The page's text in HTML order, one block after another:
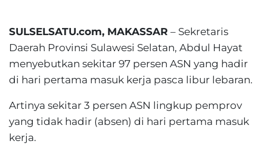
SULSELSATU.com, MAKASSAR – Sekretaris
Daerah Provinsi Sulawesi Selatan, Abdul Hayat
menyebutkan sekitar 97 persen ASN yang hadir
di hari pertama masuk kerja pasca libur lebaran.
Artinya sekitar 3 persen ASN lingkup pemprov
yang tidak hadir (absen) di hari pertama masuk
kerja.